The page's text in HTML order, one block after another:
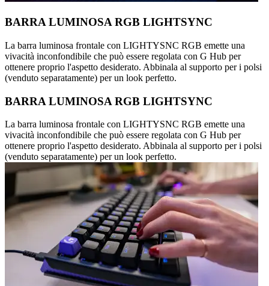
BARRA LUMINOSA RGB LIGHTSYNC
La barra luminosa frontale con LIGHTYSNC RGB emette una
vivacità inconfondibile che può essere regolata con G Hub per
ottenere proprio l'aspetto desiderato. Abbinala al supporto per i polsi
(venduto separatamente) per un look perfetto.
BARRA LUMINOSA RGB LIGHTSYNC
La barra luminosa frontale con LIGHTYSNC RGB emette una
vivacità inconfondibile che può essere regolata con G Hub per
ottenere proprio l'aspetto desiderato. Abbinala al supporto per i polsi
(venduto separatamente) per un look perfetto.